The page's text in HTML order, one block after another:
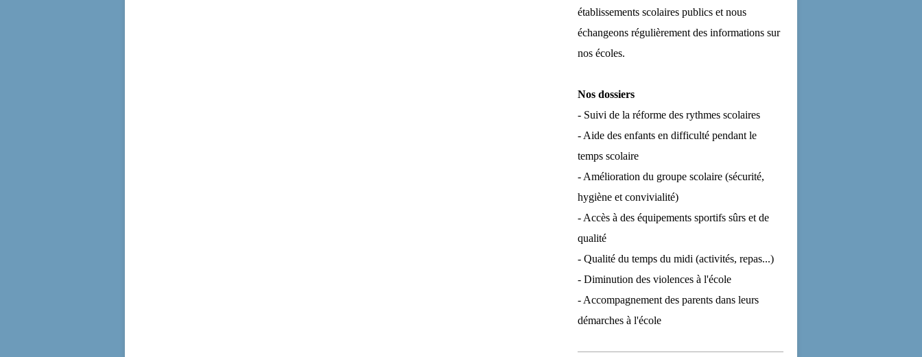
établissements scolaires publics et nous
échangeons régulièrement des informations sur
nos écoles.
Nos dossiers
- Suivi de la réforme des rythmes scolaires
- Aide des enfants en difficulté pendant le
temps scolaire
- Amélioration du groupe scolaire (sécurité,
hygiène et convivialité)
- Accès à des équipements sportifs sûrs et de
qualité
- Qualité du temps du midi (activités, repas...)
- Diminution des violences à l'école
- Accompagnement des parents dans leurs
démarches à l'école